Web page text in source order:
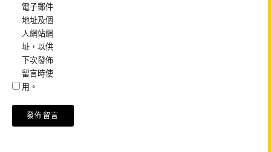
電子郵件
地址及個
人網站網
址，以供
下次發佈
留言時使
用。